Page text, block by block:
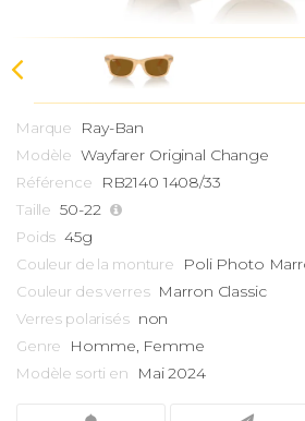
Marque Ray-Ban
Modèle Wayfarer Original Change
Référence RB2140 1408/33
Taille 50-22
Poids 45g
Couleur de la monture Poli Photo
Couleur des verres Marron Classic
Verres polarisés non
Genre Homme, Femme
Modèle sorti en Mai 2024